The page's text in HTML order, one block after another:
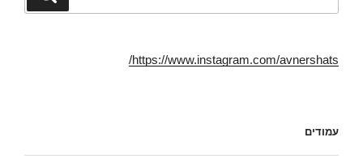
https://www.instagram.com/avnershats/
עמודים